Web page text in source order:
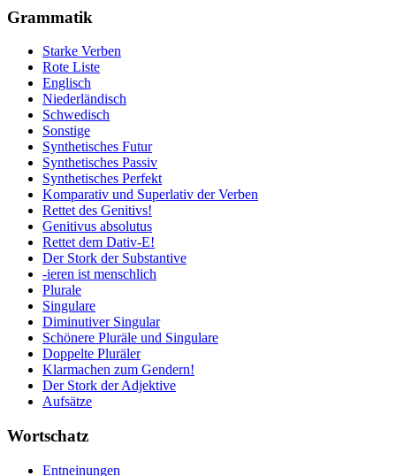
Grammatik
Starke Verben
Rote Liste
Englisch
Niederländisch
Schwedisch
Sonstige
Synthetisches Futur
Synthetisches Passiv
Synthetisches Perfekt
Komparativ und Superlativ der Verben
Rettet des Genitivs!
Genitivus absolutus
Rettet dem Dativ-E!
Der Stork der Substantive
-ieren ist menschlich
Plurale
Singulare
Diminutiver Singular
Schönere Pluräle und Singulare
Doppelte Pluräler
Klarmachen zum Gendern!
Der Stork der Adjektive
Aufsätze
Wortschatz
Entneinungen